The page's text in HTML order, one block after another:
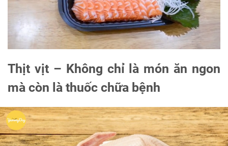
Thịt vịt – Không chỉ là món ăn ngon
mà còn là thuốc chữa bệnh